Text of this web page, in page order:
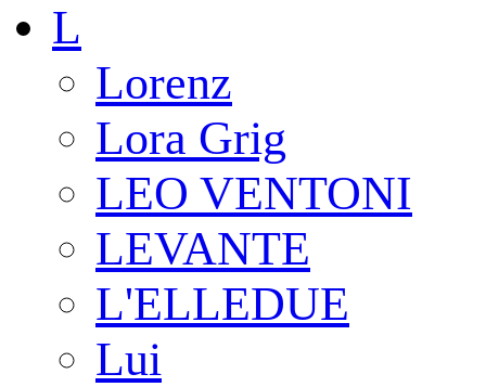
L
Lorenz
Lora Grig
LEO VENTONI
LEVANTE
L'ELLEDUE
Lui